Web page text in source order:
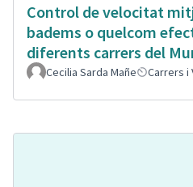
Control de velocitat
badems o quelcom
diferents carrers del
Cecilia Sarda Mañe Carrers i